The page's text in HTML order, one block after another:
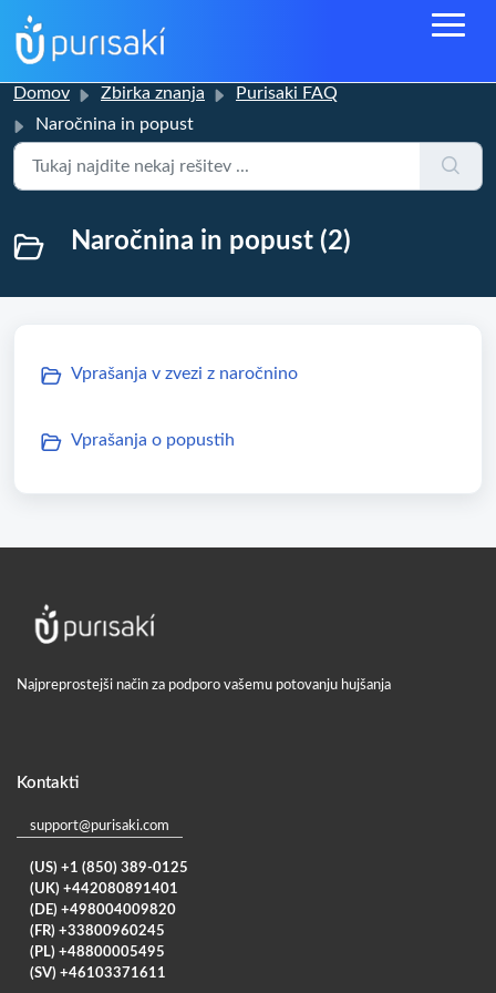
Domov Zbirka znanja
Purisaki FAQ
Naročnina in popust
Naročnina in popust (2)
Vprašanja v zvezi z naročnino
Vprašanja o popustih
Najpreprostejši način za podporo vašemu potovanju hujšanja
Kontakti
support@purisaki.com
(US) +1 (850) 389-0125
(UK) +442080891401
(DE) +498004009820
(FR) +33800960245
(PL) +48800005495
(SV) +46103371611